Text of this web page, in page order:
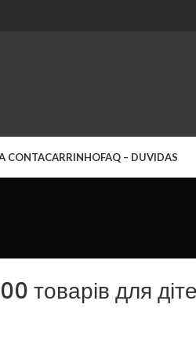
CONTACARRINHOFAQ – DUVIDAS
товарів для